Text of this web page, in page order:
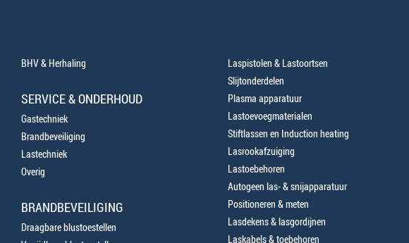
BHV & Herhaling
SERVICE & ONDERHOUD
Gastechniek
Brandbeveiliging
Lastechniek
Overig
BRANDBEVEILIGING
Draagbare blustoestellen
Laspistolen & Lastoortsen
Slijtonderdelen
Plasma apparatuur
Lastoevoegmaterialen
Stiftlassen en Induction heating
Lasrookafzuiging
Lastoebehoren
Autogeen las- & snijapparatuur
Positioneren & meten
Lasdekens & lasgordijnen
Laskabels & toebehoren